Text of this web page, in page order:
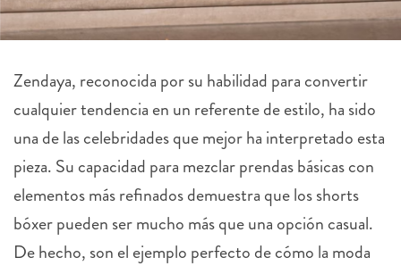
Zendaya, reconocida por su habilidad para convertir
cualquier tendencia en un referente de estilo, ha sido
una de las celebridades que mejor ha interpretado esta
pieza. Su capacidad para mezclar prendas básicas con
elementos más refinados demuestra que los shorts
bóxer pueden ser mucho más que una opción casual.
De hecho, son el ejemplo perfecto de cómo la moda